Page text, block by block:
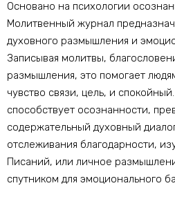
Основано на психологии
Молитвенный журнал
духовного размышления и
Записывая молитвы,
размышления, это помогает
чувство связи, цель, и
способствует осознанности,
содержательный духовный
отслеживания благодарности,
Писаний, или личное
спутником для эмоционального